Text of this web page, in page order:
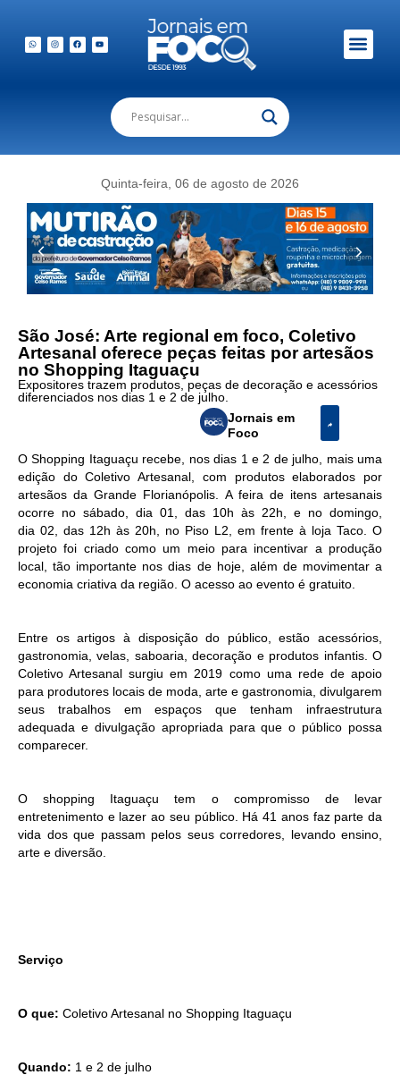
Quinta-feira, 06 de agosto de 2026
São José: Arte regional em foco, Coletivo
Artesanal oferece peças feitas por artesãos
no Shopping Itaguaçu
Expositores trazem produtos, peças de decoração e acessórios
diferenciados nos dias 1 e 2 de julho.
Jornais em
Foco
O Shopping Itaguaçu recebe, nos dias 1 e 2 de julho, mais uma
edição do Coletivo Artesanal, com produtos elaborados por
artesãos da Grande Florianópolis. A feira de itens artesanais
ocorre no sábado, dia 01, das 10h às 22h, e no domingo,
dia 02, das 12h às 20h, no Piso L2, em frente à loja Taco. O
projeto foi criado como um meio para incentivar a produção
local, tão importante nos dias de hoje, além de movimentar a
economia criativa da região. O acesso ao evento é gratuito.
Entre os artigos à disposição do público, estão acessórios,
gastronomia, velas, saboaria, decoração e produtos infantis. O
Coletivo Artesanal surgiu em 2019 como uma rede de apoio
para produtores locais de moda, arte e gastronomia, divulgarem
seus trabalhos em espaços que tenham infraestrutura
adequada e divulgação apropriada para que o público possa
comparecer.
O shopping Itaguaçu tem o compromisso de levar
entretenimento e lazer ao seu público. Há 41 anos faz parte da
vida dos que passam pelos seus corredores, levando ensino,
arte e diversão.
Serviço
O que: Coletivo Artesanal no Shopping Itaguaçu
Quando: 1 e 2 de julho